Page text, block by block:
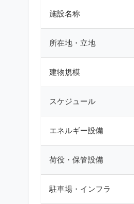
施設名称
所在地・立地
建物規模
スケジュール
エネルギー設備
荷役・保管設備
駐車場・インフラ